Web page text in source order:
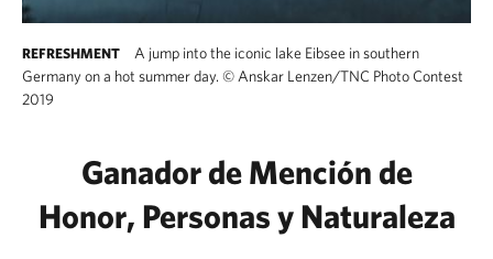
REFRESHMENT
A jump into the iconic lake Eibsee in southern
Germany on a hot summer day. © Anskar Lenzen/TNC Photo Contest
2019
Ganador de Mención de
Honor, Personas y Naturaleza